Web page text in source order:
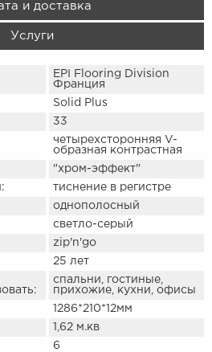
и доставка
Услуги
EPI Flooring Division
Франция
Solid Plus
33
четырехсторонняя V-
образная контрастная
"хром-эффект"
тиснение в регистре
однополосный
светло-серый
zip'n'go
25 лет
спальни, гостиные,
прихожие, кухни, офисы
1286*210*12мм
1,62 м.кв
6